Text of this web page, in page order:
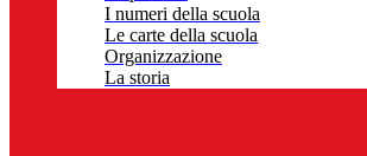
I numeri della scuola
Le carte della scuola
Organizzazione
La storia